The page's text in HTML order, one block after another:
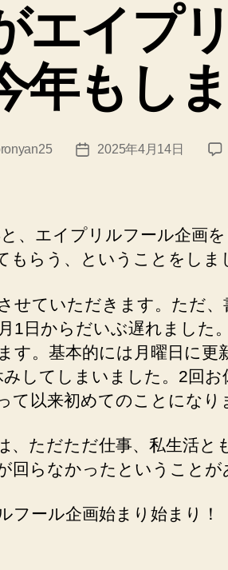
リ
ー
エイプ
年もし
投
2025年4月14日
、エイプリルフール企画
もらう、ということをしま
せていただきます。ただ
1日からだいぶ遅れました
す。基本的には月曜日に更
してしまいました。2回お
て以来初めてのことになり
、ただただ仕事、私生活と
回らなかったということが
フール企画始まり始まり！